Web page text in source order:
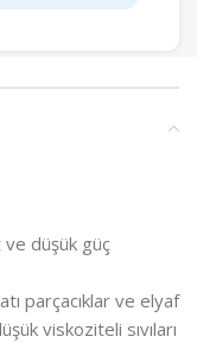
ve düşük güç
parçacıklar ve elyaf
viskoziteli sıvıları